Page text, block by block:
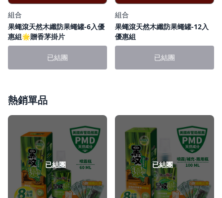
組合
果蠅滾天然木纖防果蠅罐-6入優
惠組🌟贈香茅掛片
已結團
組合
果蠅滾天然木纖防果蠅罐-12入
優惠組
已結團
熱銷單品
已結團 已結團